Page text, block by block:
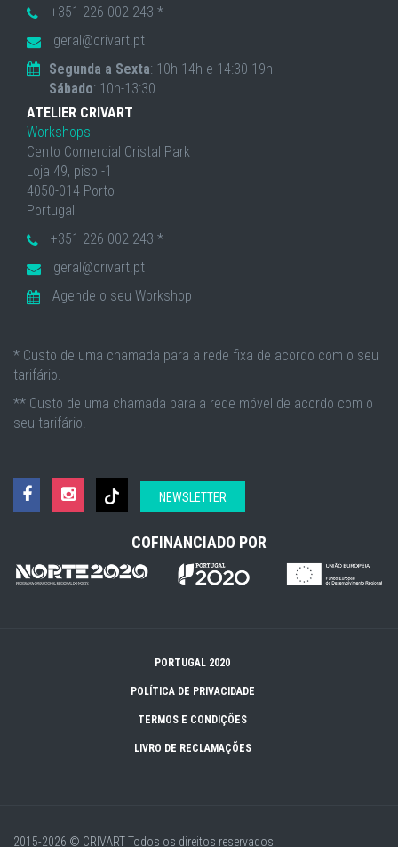
+351 226 002 243 *
geral@crivart.pt
Segunda a Sexta: 10h-14h e 14:30-19h
Sábado: 10h-13:30
ATELIER CRIVART
Workshops
Cento Comercial Cristal Park
Loja 49, piso -1
4050-014 Porto
Portugal
+351 226 002 243 *
geral@crivart.pt
Agende o seu Workshop
* Custo de uma chamada para a rede fixa de acordo com o seu
tarifário.
** Custo de uma chamada para a rede móvel de acordo com o
seu tarifário.
NEWSLETTER
COFINANCIADO POR
PORTUGAL 2020
POLÍTICA DE PRIVACIDADE
TERMOS E CONDIÇÕES
LIVRO DE RECLAMAÇÕES
2015-2026 © CRIVARTTodos os direitos reservados.